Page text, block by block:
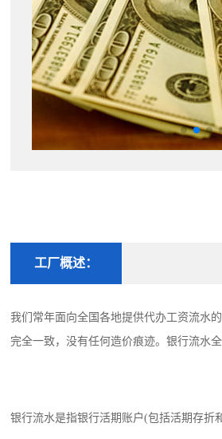
工厂概述：
我们常年面向全国各地提供代办工资流水
完全一致，没有任何造价痕迹。银行流水
银行流水是指银行活期账户(包括活期存折